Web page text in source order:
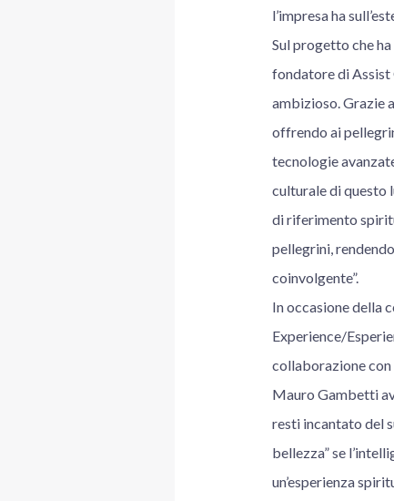
l’impresa ha
Sul progetto che
fondatore di Assist
ambizioso. Grazie
offrendo ai
tecnologie
culturale di questo
di riferimento
pellegrini,
coinvolgente”.
In occasione della
Experience/
collaborazione con
Mauro Gambetti
resti incantato del
bellezza” se
un’esperienza